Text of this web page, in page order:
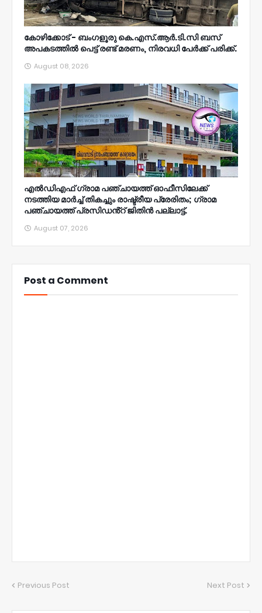
കോഴിക്കോട് - ബംഗളൂരു കെ.എസ്.ആർ.ടി.സി ബസ്
അപകടത്തിൽ പെട്ട് രണ്ട് മരണം, നിരവധി പേർക്ക് പരിക്ക്.
August 08, 2026
എൽഡിഎഫ് ഗ്രാമ പഞ്ചായത്ത് ഓഫീസിലേക്ക്
നടത്തിയ മാർച്ച് തികച്ചും രാഷ്ട്രീയ പ്രേരിതം; ഗ്രാമ
പഞ്ചായത്ത് പ്രസിഡൻ്റ് ജിതിൻ പല്ലാട്ട്.
August 07, 2026
Post a Comment
Previous Post Next Post